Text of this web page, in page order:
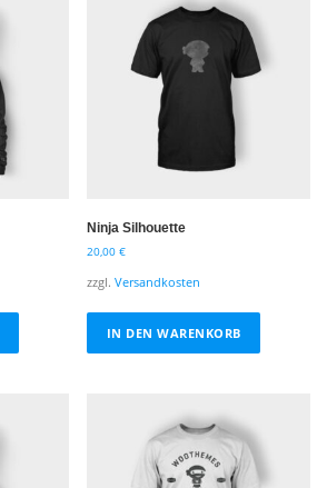
Ninja Silhouette
20,00€
zzgl.Versandkosten
IN DEN WARENKORB